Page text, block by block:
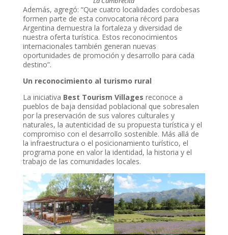
Además, agregó: “Que cuatro localidades cordobesas
formen parte de esta convocatoria récord para
Argentina demuestra la fortaleza y diversidad de
nuestra oferta turística. Estos reconocimientos
internacionales también generan nuevas
oportunidades de promoción y desarrollo para cada
destino”.
Un reconocimiento al turismo rural
La iniciativa Best Tourism Villages reconoce a
pueblos de baja densidad poblacional que sobresalen
por la preservación de sus valores culturales y
naturales, la autenticidad de su propuesta turística y el
compromiso con el desarrollo sostenible. Más allá de
la infraestructura o el posicionamiento turístico, el
programa pone en valor la identidad, la historia y el
trabajo de las comunidades locales.